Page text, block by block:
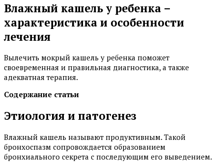
Влажный кашель у ребенка –
характеристика и особенности
лечения
Вылечить мокрый кашель у ребенка поможет
своевременная и правильная диагностика, а также
адекватная терапия.
Содержание статьи
Этиология и патогенез
Влажный кашель называют продуктивным. Такой
бронхоспазм сопровождается образованием
бронхиального секрета с последующим его выведением.